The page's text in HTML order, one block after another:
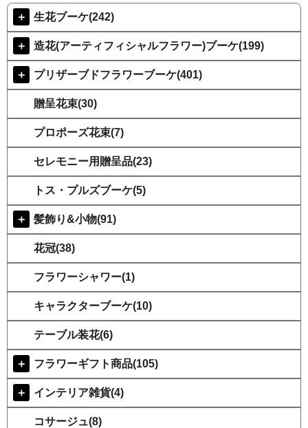
＋ 生花ブーケ(242)
＋ 造花(アーティフィシャルフラワー)ブーケ(199)
＋ プリザーブドフラワーブーケ(401)
贈呈花束(30)
プロポーズ花束(7)
セレモニー用贈呈品(23)
トス・プルズブーケ(5)
＋ 髪飾り&小物(91)
花冠(38)
フラワーシャワー(1)
キャラクターブーケ(10)
テーブル装花(6)
＋ フラワーギフト商品(105)
＋ インテリア雑貨(4)
コサージュ(8)